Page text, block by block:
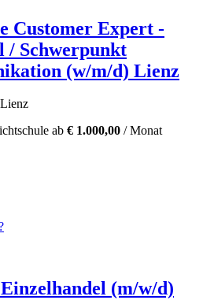
Customer Expert -
/ Schwerpunkt
(w/m/d) Lienz
ab € 1.000,00 / Monat
(m/w/d)